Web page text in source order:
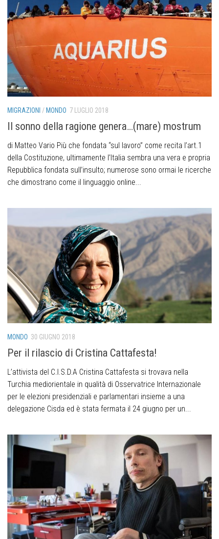
MIGRAZIONI /MONDO 7 LUGLIO 2018
Il sonno della ragione genera…(mare) mostrum
di Matteo Vario Più che fondata “sul lavoro” come recita l’art.1
della Costituzione, ultimamente l’Italia sembra una vera e propria
Repubblica fondata sull’insulto; numerose sono ormai le ricerche
che dimostrano come il linguaggio online...
MONDO 30 GIUGNO 2018
Per il rilascio di Cristina Cattafesta!
L’attivista del C.I.S.D.A Cristina Cattafesta si trovava nella
Turchia mediorientale in qualità di Osservatrice Internazionale
per le elezioni presidenziali e parlamentari insieme a una
delegazione Cisda ed è stata fermata il 24 giugno per un...